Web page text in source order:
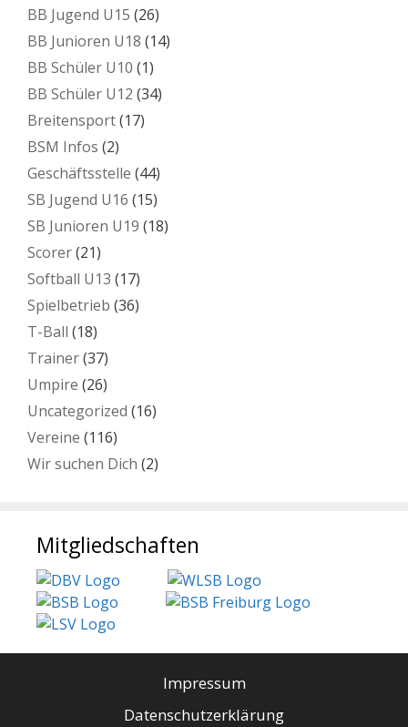
BB Jugend U15 (26)
BB Junioren U18 (14)
BB Schüler U10 (1)
BB Schüler U12 (34)
Breitensport(17)
BSM Infos (2)
Geschäftsstelle (44)
SB Jugend U16 (15)
SB Junioren U19 (18)
Scorer(21)
Softball U13 (17)
Spielbetrieb (36)
T-Ball (18)
Trainer(37)
Umpire (26)
Uncategorized (16)
Vereine (116)
Wir suchen Dich (2)
Mitgliedschaften
Impressum
Datenschutzerklärung